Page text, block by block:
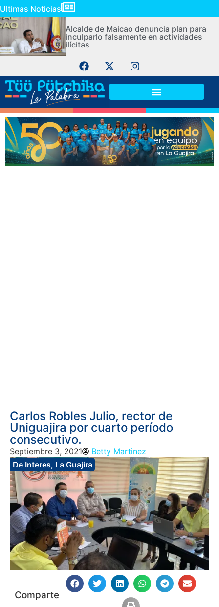
Ultimas Noticias
Alcalde de Maicao denuncia plan para
inculparlo falsamente en actividades
ilícitas
Carlos Robles Julio, rector de
Uniguajira por cuarto período
consecutivo.
Septiembre 3, 2021
Betty Martinez
De Interes, La Guajira
Comparte